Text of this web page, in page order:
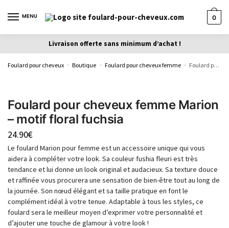
MENU 0
Livraison offerte sans minimum d’achat !
Foulard pour cheveux » Boutique » Foulard pour cheveux femme » Foulard pour cheveux femme Marion – motif floral fuchsia
Foulard pour cheveux femme Marion
– motif floral fuchsia
24.90€
Le foulard Marion pour femme est un accessoire unique qui vous
aidera à compléter votre look. Sa couleur fushia fleuri est très
tendance et lui donne un look original et audacieux. Sa texture douce
et raffinée vous procurera une sensation de bien-être tout au long de
la journée. Son nœud élégant et sa taille pratique en font le
complément idéal à votre tenue. Adaptable à tous les styles, ce
foulard sera le meilleur moyen d’exprimer votre personnalité et
d’ajouter une touche de glamour à votre look !